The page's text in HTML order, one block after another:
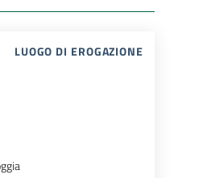
LUOGO DI EROGAZIONE